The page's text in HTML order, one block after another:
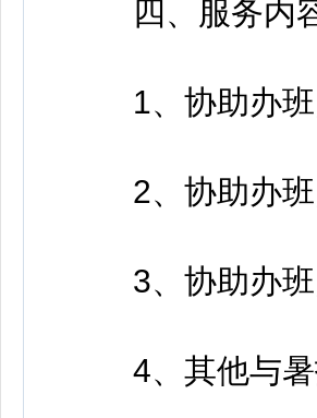
四、服务内
1、协助办班
2、协助办班
3、协助办班
4、其他与暑